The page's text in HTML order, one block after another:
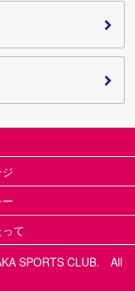
て
SPORTS CLUB. All